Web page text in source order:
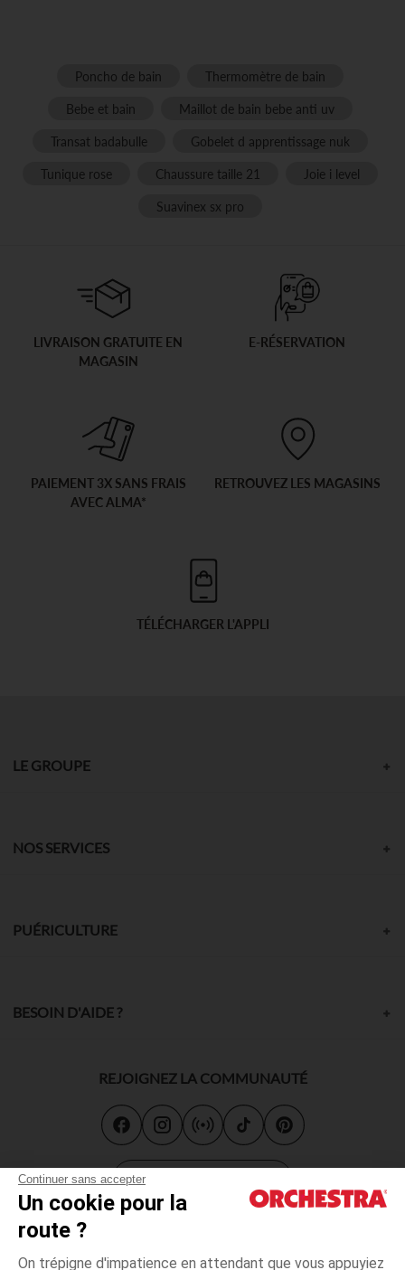
Continuer sans accepter
Un cookie pour la
route ?
On trépigne d'impatience en attendant que vous appuyiez
Poncho de bain
Thermomètre de bain
Bebe et bain
Maillot de bain bebe anti uv
Transat badabulle
Gobelet d apprentissage nuk
Tunique rose
Chaussure taille 21
Joie i level
Suavinex sx pro
LIVRAISON GRATUITE EN
MAGASIN
E-RÉSERVATION
PAIEMENT 3X SANS FRAIS
AVEC ALMA*
RETROUVEZ LES MAGASINS
TÉLÉCHARGER L'APPLI
LE GROUPE
NOS SERVICES
PUÉRICULTURE
BESOIN D'AIDE ?
REJOIGNEZ LA COMMUNAUTÉ
Carte cadeau